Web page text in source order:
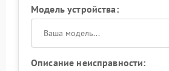
Модель устройства:
Описание неисправности: